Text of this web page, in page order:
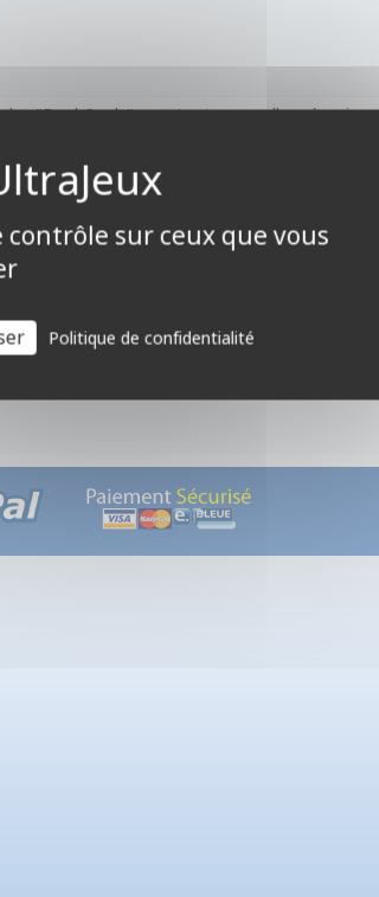
"Dual Cards", une toute nouvelle
apporte un renforcement majeur (power
DATA SQUAD / SAVERS), vous
nouvelle rareté très convoitée, l'"Ultimate
sur ceux que vous
Politique de confidentialité